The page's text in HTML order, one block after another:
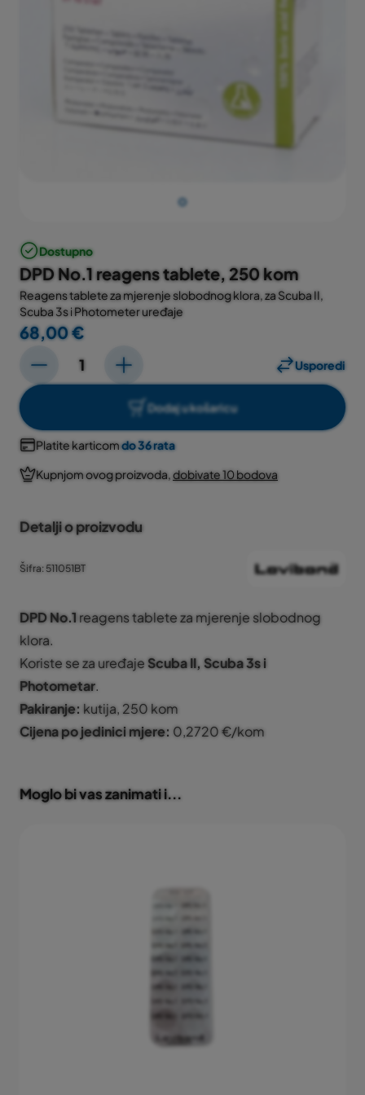
Dostupno
DPD No.1 reagens tablete, 250 kom
Reagens tablete za mjerenje slobodnog klora, za Scuba II,
Scuba 3s i Photometer uređaje
68,00 €
Dodaj u košaricu
Usporedi
Platite karticomdo 36 rata
Kupnjom ovog proizvoda,dobivate 10 bodova
Detalji o proizvodu
Šifra: 511051BT
DPD No.1 reagens tablete za mjerenje slobodnog
klora.
Koriste se za uređaje Scuba II, Scuba 3s i
Photometar.
Pakiranje: kutija, 250 kom
Cijena po jedinici mjere: 0,2720 €/kom
Moglo bi vas zanimati i...